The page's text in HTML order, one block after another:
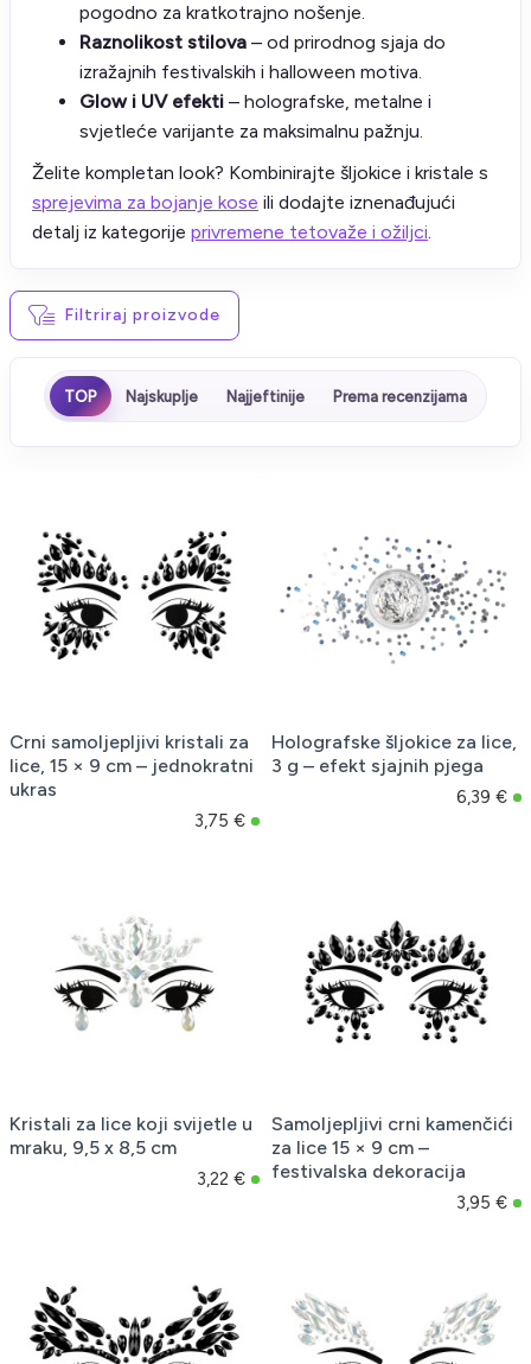
pogodno za kratkotrajno nošenje.
Raznolikost stilova – od prirodnog sjaja do
izražajnih festivalskih i halloween motiva.
Glow i UV efekti – holografske, metalne i
svjetleće varijante za maksimalnu pažnju.
Želite kompletan look? Kombinirajte šljokice i kristale s
sprejevima za bojanje kose ili dodajte iznenađujući
detalj iz kategorije privremene tetovaže i ožiljci.
Filtriraj proizvode
TOP Najskuplje Najjeftinije Prema recenzijama
Crni samoljepljivi kristali za
lice, 15 × 9 cm – jednokratni
ukras
3,75 €
Holografske šljokice za lice,
3 g – efekt sjajnih pjega
6,39 €
Kristali za lice koji svijetle u
mraku, 9,5 x 8,5 cm
3,22 €
Samoljepljivi crni kamenčići
za lice 15 × 9 cm –
festivalska dekoracija
3,95 €